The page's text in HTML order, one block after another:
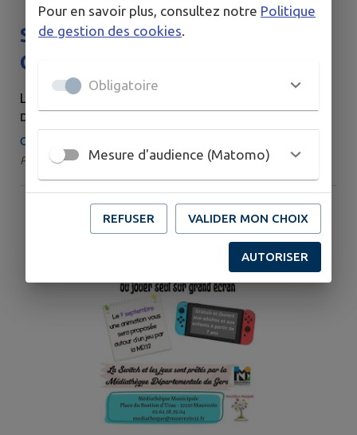
Séance cinéma : DE LA
COMÉDIE-FRANÇAISE
LUNDI 10 AOÛT
DE 21H00 À 23H00
Ciné Mauv'
Par : Cinéma Ciné Mauv' | Catégorie : Cinéma
Pour en savoir plus, consultez notre Politique
de gestion des cookies
Obligatoire
Mesure d'audience (Matomo)
REFUSER VALIDER MON CHOIX
AUTORISER